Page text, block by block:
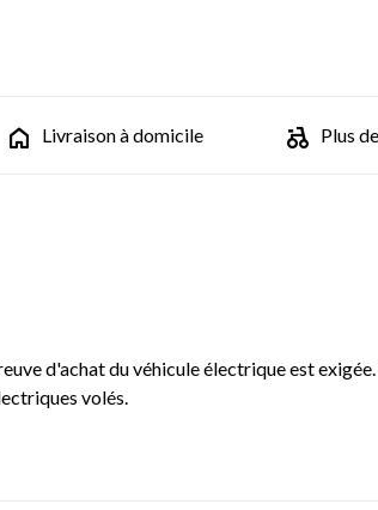
Livraison à domicile Plus
d'achat du véhicule électrique est
volés.